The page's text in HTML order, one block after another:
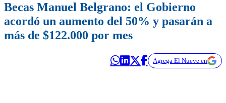
Becas Manuel Belgrano: el Gobierno
acordó un aumento del 50% y pasarán a
más de $122.000 por mes
Agrega El Nueve en